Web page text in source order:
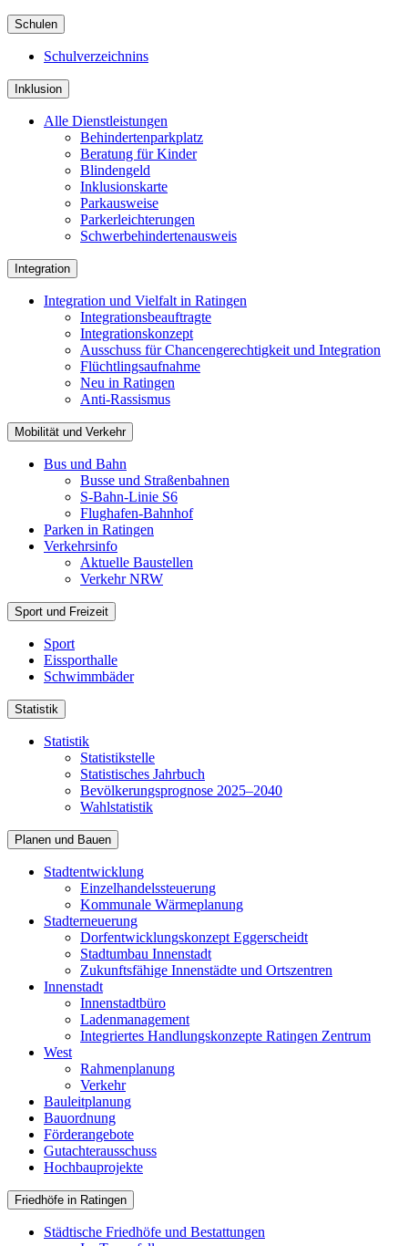
Schulen
Schulverzeichnins
Inklusion
Alle Dienstleistungen
Behindertenparkplatz
Beratung für Kinder
Blindengeld
Inklusionskarte
Parkausweise
Parkerleichterungen
Schwerbehindertenausweis
Integration
Integration und Vielfalt in Ratingen
Integrationsbeauftragte
Integrationskonzept
Ausschuss für Chancengerechtigkeit und Integration
Flüchtlingsaufnahme
Neu in Ratingen
Anti-Rassismus
Mobilität und Verkehr
Bus und Bahn
Busse und Straßenbahnen
S-Bahn-Linie S6
Flughafen-Bahnhof
Parken in Ratingen
Verkehrsinfo
Aktuelle Baustellen
Verkehr NRW
Sport und Freizeit
Sport
Eissporthalle
Schwimmbäder
Statistik
Statistik
Statistikstelle
Statistisches Jahrbuch
Bevölkerungsprognose 2025–2040
Wahlstatistik
Planen und Bauen
Stadtentwicklung
Einzelhandelssteuerung
Kommunale Wärmeplanung
Stadterneuerung
Dorfentwicklungskonzept Eggerscheidt
Stadtumbau Innenstadt
Zukunftsfähige Innenstädte und Ortszentren
Innenstadt
Innenstadtbüro
Ladenmanagement
Integriertes Handlungskonzepte Ratingen Zentrum
West
Rahmenplanung
Verkehr
Bauleitplanung
Bauordnung
Förderangebote
Gutachterausschuss
Hochbauprojekte
Friedhöfe in Ratingen
Städtische Friedhöfe und Bestattungen